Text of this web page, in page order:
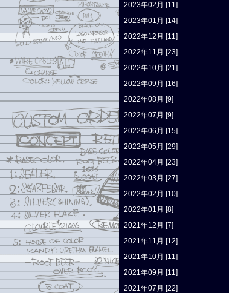
2023年02月 [11]
2023年01月 [14]
2022年12月 [11]
2022年11月 [23]
2022年10月 [21]
2022年09月 [16]
2022年08月 [9]
2022年07月 [9]
2022年06月 [15]
2022年05月 [29]
2022年04月 [23]
2022年03月 [27]
2022年02月 [10]
2022年01月 [8]
2021年12月 [7]
2021年11月 [12]
2021年10月 [11]
2021年09月 [11]
2021年07月 [22]